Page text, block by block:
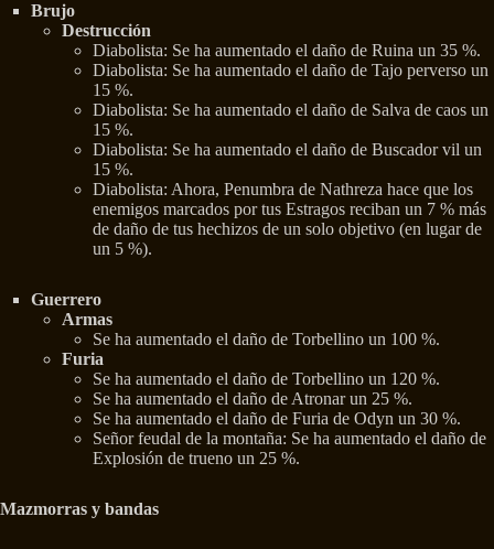
Brujo
Destrucción
Diabolista: Se ha aumentado el daño de Ruina un 35 %.
Diabolista: Se ha aumentado el daño de Tajo perverso un
15 %.
Diabolista: Se ha aumentado el daño de Salva de caos un
15 %.
Diabolista: Se ha aumentado el daño de Buscador vil un
15 %.
Diabolista: Ahora, Penumbra de Nathreza hace que los
enemigos marcados por tus Estragos reciban un 7 % más
de daño de tus hechizos de un solo objetivo (en lugar de
un 5 %).
Guerrero
Armas
Se ha aumentado el daño de Torbellino un 100 %.
Furia
Se ha aumentado el daño de Torbellino un 120 %.
Se ha aumentado el daño de Atronar un 25 %.
Se ha aumentado el daño de Furia de Odyn un 30 %.
Señor feudal de la montaña: Se ha aumentado el daño de
Explosión de trueno un 25 %.
Mazmorras y bandas